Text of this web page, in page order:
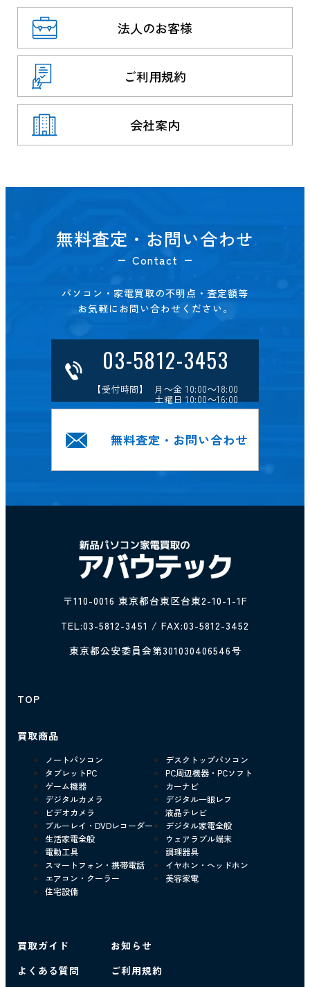
法人のお客様
ご利用規約
会社案内
無料査定・お問い合わせ
Contact
パソコン・家電買取の不明点・査定額等
お気軽にお問い合わせください。
03-5812-3453
【受付時間】 月～金 10:00～18:00
土曜日 10:00～16:00
無料査定・お問い合わせ
〒110-0016 東京都台東区台東2-10-1-1F
TEL:03-5812-3451 / FAX:03-5812-3452
東京都公安委員会第301030406546号
TOP
買取商品
ノートパソコン
デスクトップパソコン
タブレットPC
PC周辺機器・PCソフト
ゲーム機器
カーナビ
デジタルカメラ
デジタル一眼レフ
ビデオカメラ
液晶テレビ
ブルーレイ・DVDレコーダー
デジタル家電全般
生活家電全般
ウェアラブル端末
電動工具
調理器具
スマートフォン・携帯電話
イヤホン・ヘッドホン
エアコン・クーラー
美容家電
住宅設備
買取ガイド
よくある質問
お知らせ
ご利用規約